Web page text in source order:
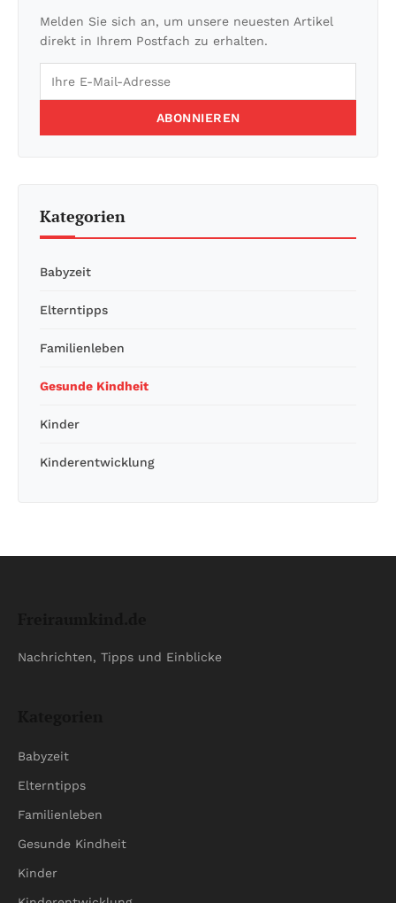
Melden Sie sich an, um unsere neuesten Artikel
direkt in Ihrem Postfach zu erhalten.
ABONNIEREN
Kategorien
Babyzeit
Elterntipps
Familienleben
Gesunde Kindheit
Kinder
Kinderentwicklung
Nachrichten, Tipps und Einblicke
Babyzeit
Elterntipps
Familienleben
Gesunde Kindheit
Kinder